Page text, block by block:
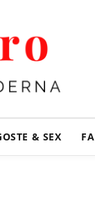
& SEX